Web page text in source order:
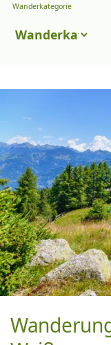
Wanderkategorie
Touren